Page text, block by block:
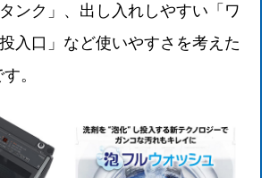
ンク」、出し入れしやすい「ワ
入口」など使いやすさを考えた
。